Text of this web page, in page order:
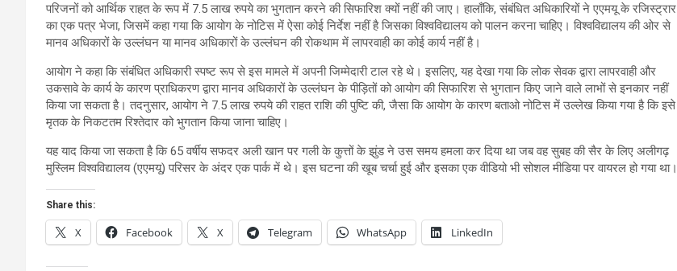
परिजनों को आर्थिक राहत के रूप में 7.5 लाख रुपये का भुगतान करने की सिफारिश क्यों नहीं की जाए। हालाँकि, संबंधित अधिकारियों ने एएमयू के रजिस्ट्रार
का एक पत्र भेजा, जिसमें कहा गया कि आयोग के नोटिस में ऐसा कोई निर्देश नहीं है जिसका विश्वविद्यालय को पालन करना चाहिए। विश्वविद्यालय की ओर से
मानव अधिकारों के उल्लंघन या मानव अधिकारों के उल्लंघन की रोकथाम में लापरवाही का कोई कार्य नहीं है।
आयोग ने कहा कि संबंधित अधिकारी स्पष्ट रूप से इस मामले में अपनी जिम्मेदारी टाल रहे थे। इसलिए, यह देखा गया कि लोक सेवक द्वारा लापरवाही और
उकसावे के कार्य के कारण प्राधिकरण द्वारा मानव अधिकारों के उल्लंघन के पीड़ितों को आयोग की सिफारिश से भुगतान किए जाने वाले लाभों से इनकार नहीं
किया जा सकता है। तदनुसार, आयोग ने 7.5 लाख रुपये की राहत राशि की पुष्टि की, जैसा कि आयोग के कारण बताओ नोटिस में उल्लेख किया गया है कि इसे
मृतक के निकटतम रिश्तेदार को भुगतान किया जाना चाहिए।
यह याद किया जा सकता है कि 65 वर्षीय सफदर अली खान पर गली के कुत्तों के झुंड ने उस समय हमला कर दिया था जब वह सुबह की सैर के लिए अलीगढ़
मुस्लिम विश्वविद्यालय (एएमयू) परिसर के अंदर एक पार्क में थे। इस घटना की खूब चर्चा हुई और इसका एक वीडियो भी सोशल मीडिया पर वायरल हो गया था।
Share this:
X Facebook X Telegram WhatsApp LinkedIn